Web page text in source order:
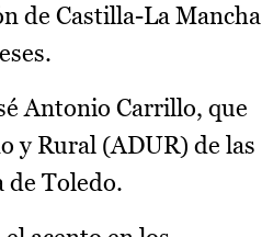
de Castilla-La Mancha
Antonio Carrillo, que
y Rural (ADUR) de las
de Toledo.